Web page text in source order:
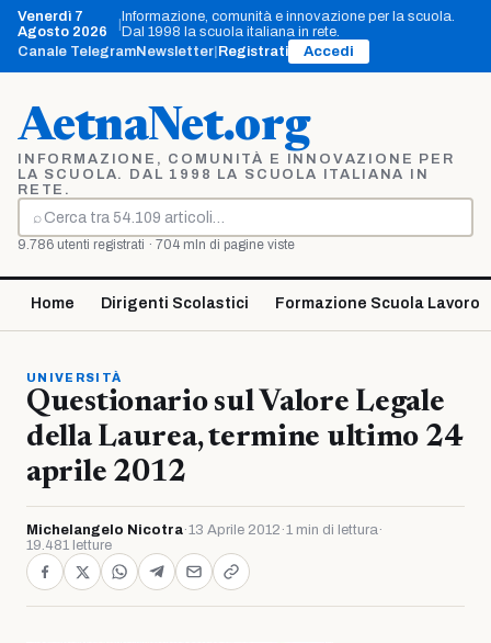
Vai
contenuto
Venerdì 7
Agosto 2026
Informazione, comunità e innovazione per la scuola.
Dal 1998 la scuola italiana in rete.
Canale TelegramNewsletter Registrati Accedi
AetnaNet.org
INFORMAZIONE, COMUNITÀ E INNOVAZIONE PER
LA SCUOLA. DAL 1998 LA SCUOLA ITALIANA IN
RETE.
⌕
Cerca
9.786 utenti registrati · 704 mln di pagine viste
Home Dirigenti Scolastici Formazione Scuola Lavoro
UNIVERSITÀ
Questionario sul Valore Legale
della Laurea, termine ultimo 24
aprile 2012
Michelangelo Nicotra·13 Aprile 2012 ·1 min di lettura·
19.481 letture